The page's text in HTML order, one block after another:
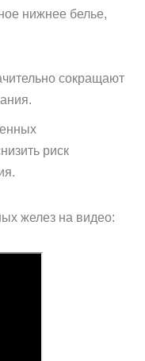
нижнее белье,
сокращают
риск
желез на видео: